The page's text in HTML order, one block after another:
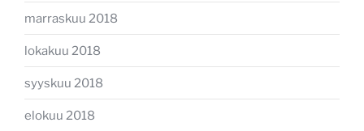
marraskuu 2018
lokakuu 2018
syyskuu 2018
elokuu 2018